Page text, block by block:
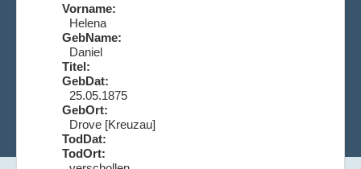
Vorname:
Helena
GebName:
Daniel
Titel:
GebDat:
25.05.1875
GebOrt:
Drove [Kreuzau]
TodDat:
TodOrt: